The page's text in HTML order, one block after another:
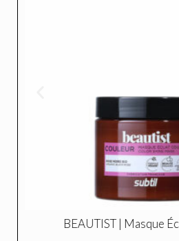
BEAUTIST | Elixir